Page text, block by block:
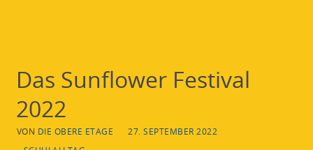
Das Sunflower Festival
2022
VON DIE OBERE ETAGE
27. SEPTEMBER 2022